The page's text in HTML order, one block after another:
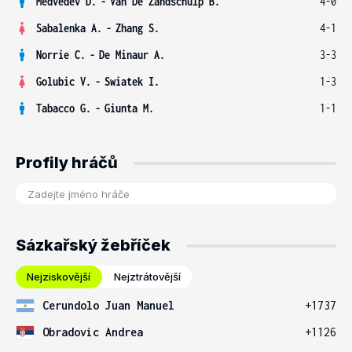
Sabalenka A. - Zhang S.
4-1
Norrie C. - De Minaur A.
3-3
Golubic V. - Swiatek I.
1-3
Tabacco G. - Giunta M. 1-1
Profily hráčů
Sázkařský žebříček
Nejziskovější Nejztrátovější
Cerundolo Juan Manuel
+1737
Obradovic Andrea
+1126